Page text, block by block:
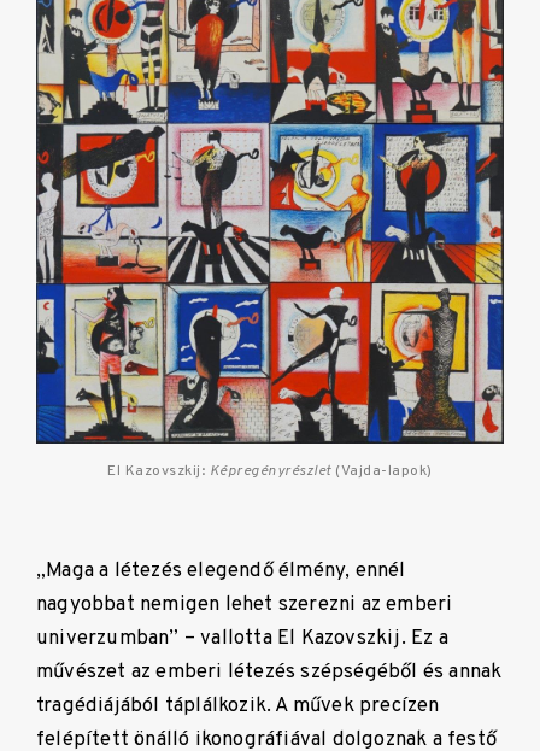
El Kazovszkij: Képregényrészlet(Vajda-lapok)
„Maga a létezés elegendő élmény, ennél
nagyobbat nemigen lehet szerezni az emberi
univerzumban” – vallotta El Kazovszkij. Ez a
művészet az emberi létezés szépségéből és annak
tragédiájából táplálkozik. A művek precízen
felépített önálló ikonográfiával dolgoznak a festő